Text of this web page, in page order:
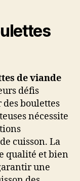
de viande
défis
boulettes
nécessite
cuisson. La
qualité et bien
une